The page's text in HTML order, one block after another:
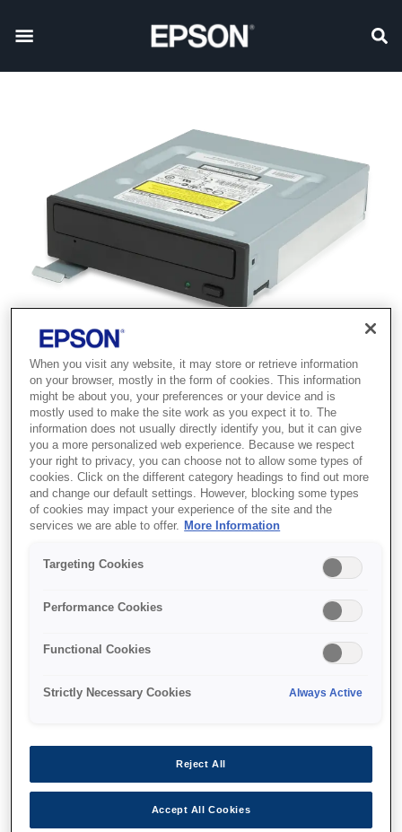
SKU: C32C892012
Epson Discproducer™
CD/DVD/BD drive for PP-
100II/PP-100III (Pioneer
BDE-PR1EP2)
Best of breed DVD drive for publishing
Outstanding reliable
Dust resistant design
When you visit any website, it may store or retrieve information
on your browser, mostly in the form of cookies. This information
might be about you, your preferences or your device and is
mostly used to make the site work as you expect it to. The
information does not usually directly identify you, but it can give
you a more personalized web experience. Because we respect
your right to privacy, you can choose not to allow some types of
cookies. Click on the different category headings to find out more
and change our default settings. However, blocking some types
of cookies may impact your experience of the site and the
services we are able to offer. More Information
Targeting Cookies
Performance Cookies
Functional Cookies
Strictly Necessary Cookies Always Active
Reject All
Accept All Cookies